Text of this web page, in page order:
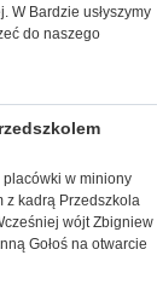
W Bardzie usłyszymy
do naszego
placówki w miniony
z kadrą Przedszkola
wójt Zbigniew
Gołoś na otwarcie